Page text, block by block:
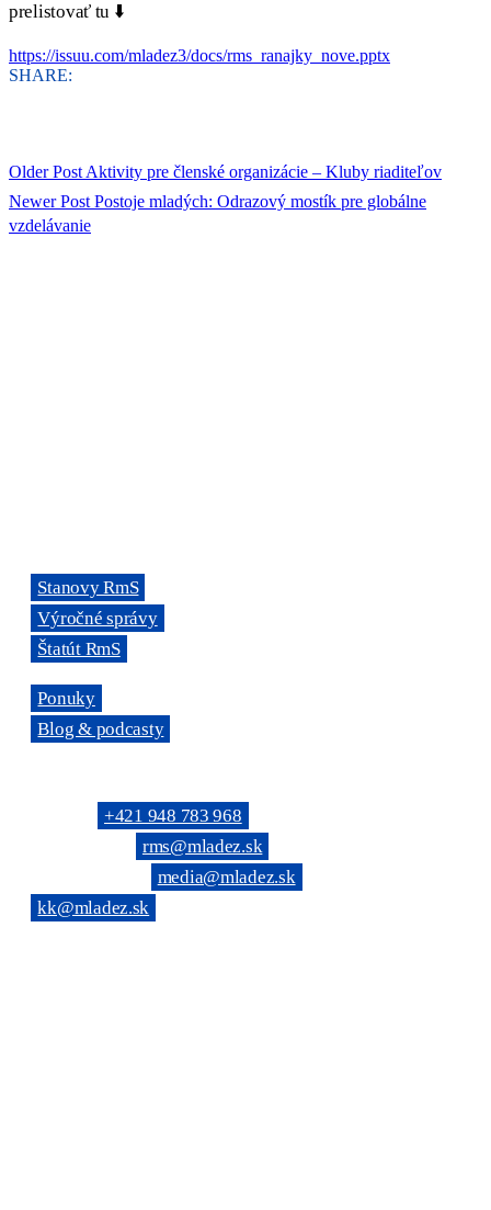
prelistovať tu ⬇️
https://issuu.com/mladez3/docs/rms_ranajky_nove.pptx
SHARE:
Older Post Aktivity pre členské organizácie – Kluby riaditeľov
Newer Post Postoje mladých: Odrazový mostík pre globálne
vzdelávanie
Stanovy RmS
Výročné správy
Štatút RmS
Ponuky
Blog & podcasty
+421 948 783 968
rms@mladez.sk
media@mladez.sk
kk@mladez.sk